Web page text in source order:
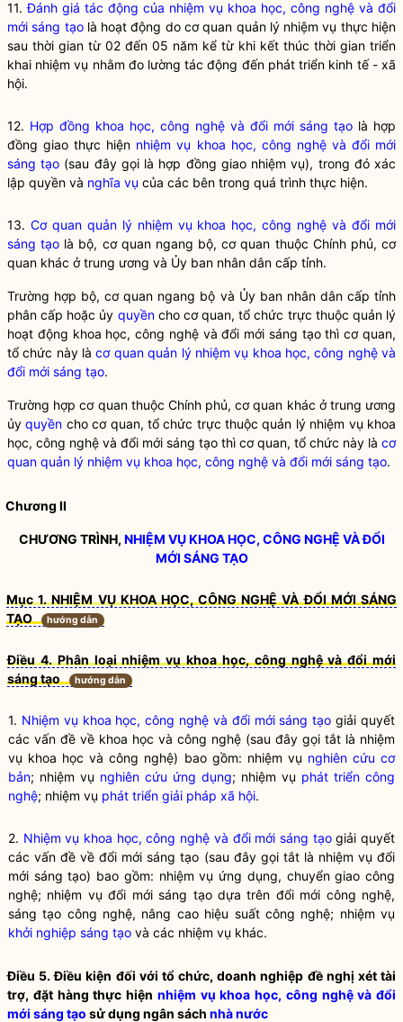
11.Đánh giá tác động của nhiệm vụ khoa học, công nghệ và đổi
mới sáng tạolà hoạt động do cơ quan quản lý nhiệm vụ thực hiện
sau thời gian từ 02 đến 05 năm kể từ khi kết thúc thời gian triển
khai nhiệm vụ nhằm đo lường tác động đến phát triển kinh tế - xã
hội.
12. Hợp đồng khoa học, công nghệ và đổi mới sáng tạo là hợp
đồng giao thực hiện nhiệm vụ khoa học, công nghệ và đổi mới
sáng tạo (sau đây gọi là hợp đồng giao nhiệm vụ), trong đó xác
lập quyền và nghĩa vụ của các bên trong quá trình thực hiện.
13. Cơ quan quản lý nhiệm vụ khoa học, công nghệ và đổi mới
sáng tạo là bộ, cơ quan ngang bộ, cơ quan thuộc Chính phủ, cơ
quan khác ở trung ương và Ủy ban nhân dân cấp tỉnh.
Trường hợp bộ, cơ quan ngang bộ và Ủy ban nhân dân cấp tỉnh
phân cấp hoặc ủy quyềncho cơ quan, tổ chức trực thuộc quản lý
hoạt động khoa học, công nghệ và đổi mới sáng tạo thì cơ quan,
tổ chức này làcơ quan quản lý nhiệm vụ khoa học, công nghệ và
đổi mới sáng tạo.
Trường hợp cơ quan thuộc Chính phủ, cơ quan khác ở trung ương
ủyquyền cho cơ quan, tổ chức trực thuộc quản lý nhiệm vụ khoa
học, công nghệ và đổi mới sáng tạo thì cơ quan, tổ chức này là cơ
quan quản lý nhiệm vụ khoa học, công nghệ và đổi mới sáng tạo.
Chương II
CHƯƠNG TRÌNH, NHIỆM VỤ KHOA HỌC, CÔNG NGHỆ VÀ ĐỔI
MỚI SÁNG TẠO
Mục 1. NHIỆM VỤ KHOA HỌC, CÔNG NGHỆ VÀ ĐỔI MỚI SÁNG
TẠO
hướng dẫn
Điều 4. Phân loại nhiệm vụ khoa học, công nghệ và đổi mới
sáng tạo
hướng dẫn
1. Nhiệm vụ khoa học, công nghệ và đổi mới sáng tạo giải quyết
các vấn đề về khoa học và công nghệ (sau đây gọi tắt là nhiệm
vụ khoa học và công nghệ) bao gồm: nhiệm vụ nghiên cứu cơ
bản; nhiệm vụ nghiên cứu ứng dụng; nhiệm vụ phát triển công
nghệ; nhiệm vụ phát triển giải pháp xã hội.
2. Nhiệm vụ khoa học, công nghệ và đổi mới sáng tạogiải quyết
các vấn đề về đổi mới sáng tạo (sau đây gọi tắt là nhiệm vụ đổi
mới sáng tạo) bao gồm: nhiệm vụ ứng dụng, chuyển giao công
nghệ; nhiệm vụ đổi mới sáng tạo dựa trên đổi mới công nghệ,
sáng tạo công nghệ, nâng cao hiệu suất công nghệ; nhiệm vụ
khởi nghiệp sáng tạo và các nhiệm vụ khác.
Điều 5. Điều kiện đối với tổ chức, doanh nghiệp đề nghị xét tài
trợ, đặt hàng thực hiện nhiệm vụ khoa học, công nghệ và đổi
mới sáng tạo sử dụng ngân sách nhà nước